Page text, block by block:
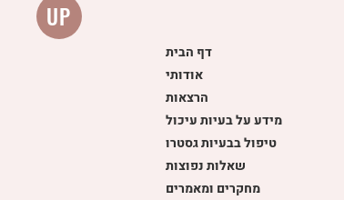
UP
דף הבית
אודותי
הרצאות
מידע על בעיות עיכול
טיפול בבעיות גסטרו
שאלות נפוצות
מחקרים ומאמרים